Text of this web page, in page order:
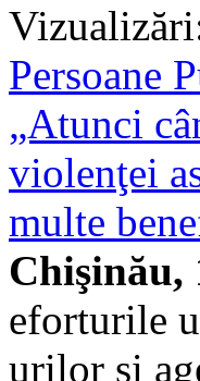
Persoane
„Atunci
violenţei
multe
Chişinău,
eforturile
urilor și